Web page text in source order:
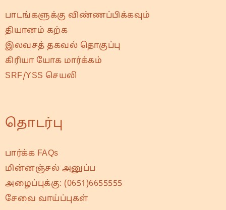
பாடங்களுக்கு விண்ணப்பிக்கவும்
தியானம் கற்க
இலவசத் தகவல் தொகுப்பு
கிரியா யோக மார்க்கம்
SRF/YSS செயலி
தொடர்பு
பார்க்க FAQs
மின்னஞ்சல் அனுப்ப
அழைப்புக்கு: (0651)6655555
சேவை வாய்ப்புகள்